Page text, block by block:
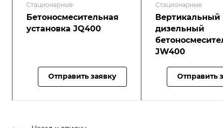
Стационарные
Бетоносмесительная
установка JQ400
Отправить заявку
Стационарные
Вертикальный
дизельный
JW400
Отправить